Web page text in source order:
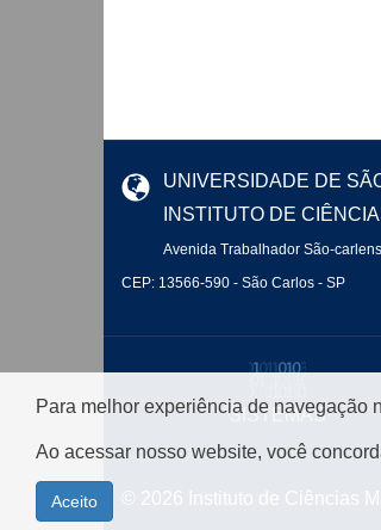
UNIVERSIDADE DE
INSTITUTO DE
Avenida Trabalhador São-
CEP: 13566-590 - São Carlos - SP
SISTEMAS
© 2026 Instituto de Ciências
Para melhor experiência de navegação
Ao acessar nosso website, você
Aceito